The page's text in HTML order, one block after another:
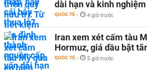
dài hạn và kinh
QUỐC TẾ - 4 giờ trước
Iran xem xét cấm tàu
Hormuz, giá dầu bật
QUỐC TẾ - 5 giờ trước